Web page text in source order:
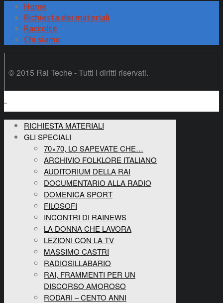
Home
Richiesta dei materiali
Raccolte
Chi siamo
© 2015 Rai Teche - Tutti i diritti riservati.
RICHIESTA MATERIALI
GLI SPECIALI
70×70, LO SAPEVATE CHE…
ARCHIVIO FOLKLORE ITALIANO
AUDITORIUM DELLA RAI
DOCUMENTARIO ALLA RADIO
DOMENICA SPORT
FILOSOFI
INCONTRI DI RAINEWS
LA DONNA CHE LAVORA
LEZIONI CON LA TV
MASSIMO CASTRI
RADIOSILLABARIO
RAI, FRAMMENTI PER UN
DISCORSO AMOROSO
RODARI – CENTO ANNI